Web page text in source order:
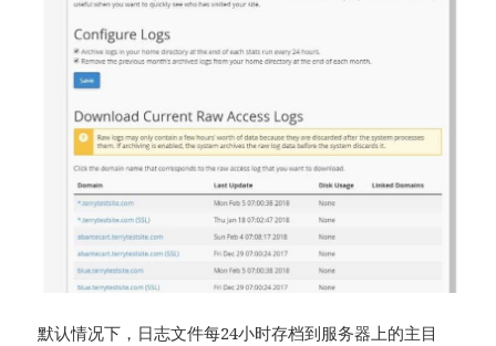
默认情况下，日志文件每24小时存档到服务器上的主目